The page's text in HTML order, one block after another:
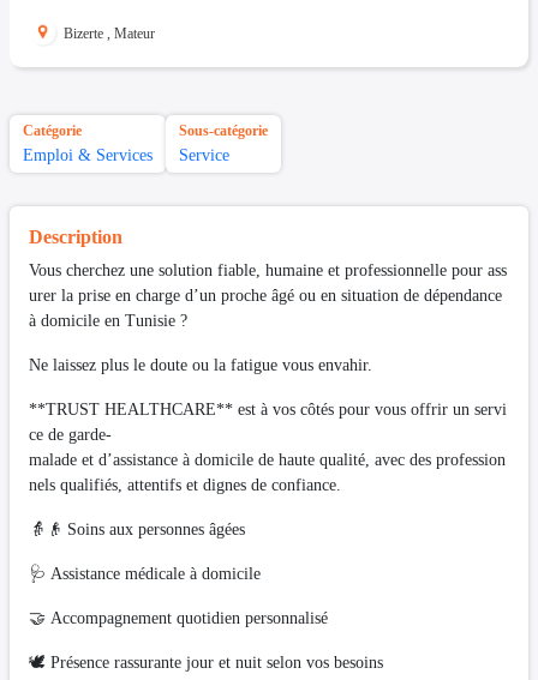
Bizerte , Mateur
Catégorie
Emploi & Services
Sous-catégorie
Service
Description
Vous cherchez une solution fiable, humaine et professionnelle pour ass
urer la prise en charge d’un proche âgé ou en situation de dépendance
à domicile en Tunisie ?
Ne laissez plus le doute ou la fatigue vous envahir.
**TRUST HEALTHCARE** est à vos côtés pour vous offrir un servi
ce de garde-
malade et d’assistance à domicile de haute qualité, avec des profession
nels qualifiés, attentifs et dignes de confiance.
👵👴 Soins aux personnes âgées
🩺 Assistance médicale à domicile
🤝 Accompagnement quotidien personnalisé
🕊️ Présence rassurante jour et nuit selon vos besoins